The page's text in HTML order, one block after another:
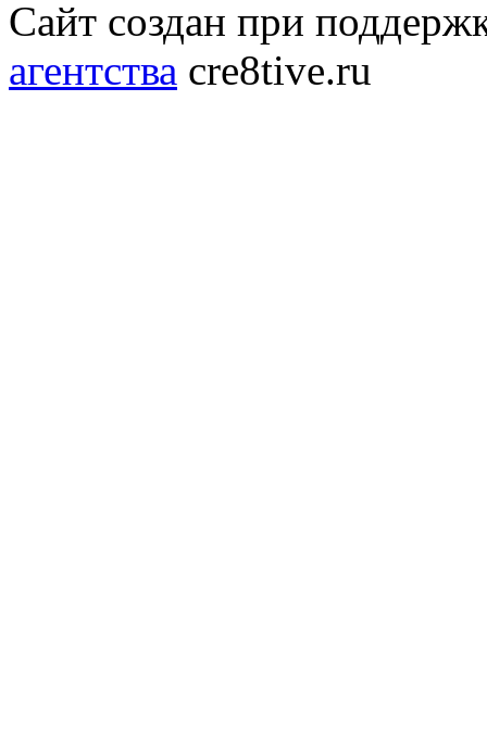
Сайт создан при
агентства cre8tive.ru